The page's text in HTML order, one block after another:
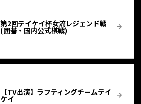
第2回テイケイ杯女流レジェンド戦
(囲碁・国内公式棋戦)
【TV出演】ラフティングチームテイ
ケイ